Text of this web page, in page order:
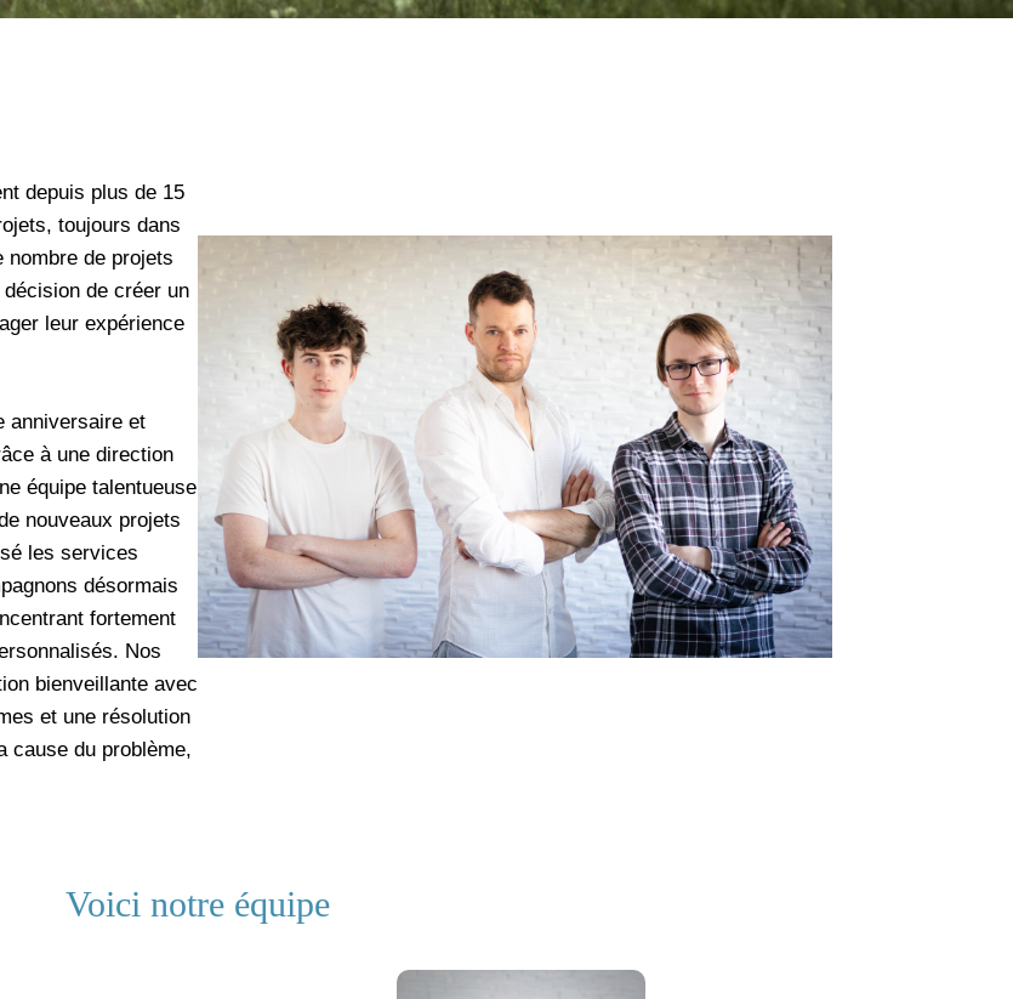
depuis plus de 15
toujours dans
nombre de projets
de créer un
leur expérience
anniversaire et
à une direction
équipe talentueuse
nouveaux projets
les services
désormais
fortement
Nos
bienveillante avec
et une résolution
cause du problème,
Voici notre équipe